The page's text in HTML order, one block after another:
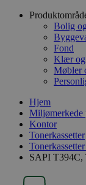
Bolig
Fond
Klær og
Møbler
Hjem
Miljømerkede
Kontor
Tonerkassetter
SAPI